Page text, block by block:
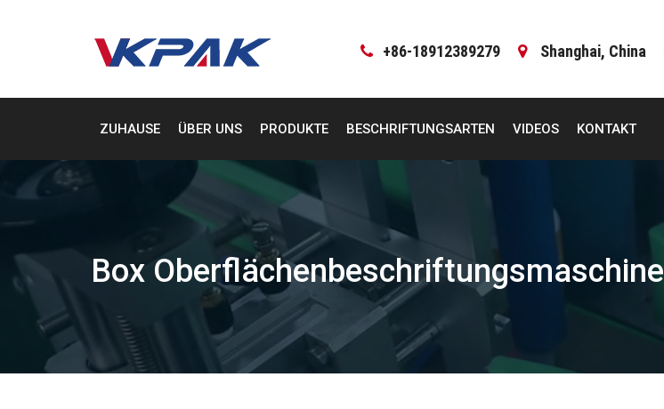
+86-18912389279 Shanghai, China
ZUHAUSE ÜBER UNS PRODUKTE BESCHRIFTUNGSARTEN VIDEOS KONTAKT
Box Oberflächenbeschriftungsmaschine